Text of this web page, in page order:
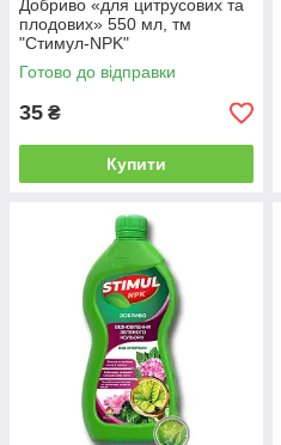
Добриво «для цитрусових та
плодових» 550 мл, тм
"Стимул-NPK"
Готово до відправки
35 ₴
Купити